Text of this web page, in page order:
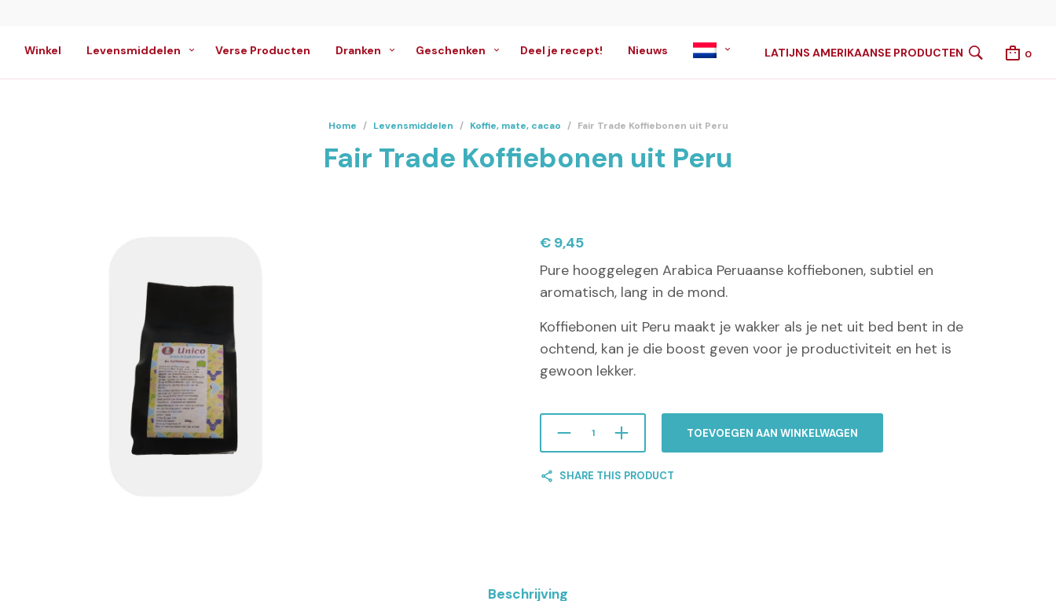
Winkel Levensmiddelen Verse Producten Dranken Geschenken Deel je recept! Nieuws LATIJNS AMERIKAANSE PRODUCTEN 0
Home / Levensmiddelen / Koffie, mate, cacao / Fair Trade Koffiebonen uit Peru
Fair Trade Koffiebonen uit Peru
€ 9,45
Pure hooggelegen Arabica Peruaanse koffiebonen, subtiel en
aromatisch, lang in de mond.
Koffiebonen uit Peru maakt je wakker als je net uit bed bent in de
ochtend, kan je die boost geven voor je productiviteit en het is
gewoon lekker.
TOEVOEGEN AAN WINKELWAGEN
SHARE THIS PRODUCT
Beschrijving